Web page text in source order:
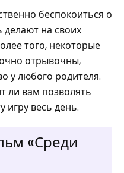
беспокоиться о
делают на своих
того, некоторые
отрывочны,
у любого родителя.
ли вам позволять
игру весь день.
«Среди